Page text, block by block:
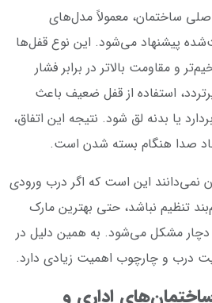
ساختمان، معمولاً مدل‌های
پیشنهاد می‌شود. این نوع قفل‌ها
و مقاومت بالاتر در برابر فشار
استفاده از قفل ضعیف باعث
یا بدنه لق شود. نتیجه این اتفاق،
صدا هنگام بسته شدن است.
نمی‌دانند این است که اگر درب ورودی
تنظیم نباشد، حتی بهترین مارک
مشکل می‌شود. به همین دلیل در
درب و چارچوب اهمیت زیادی دارد.
اداری و